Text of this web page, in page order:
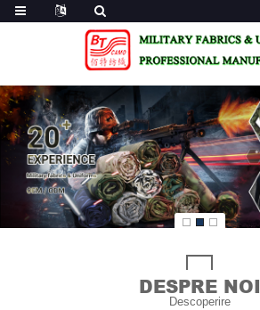
DESPRE NOI
Descoperire